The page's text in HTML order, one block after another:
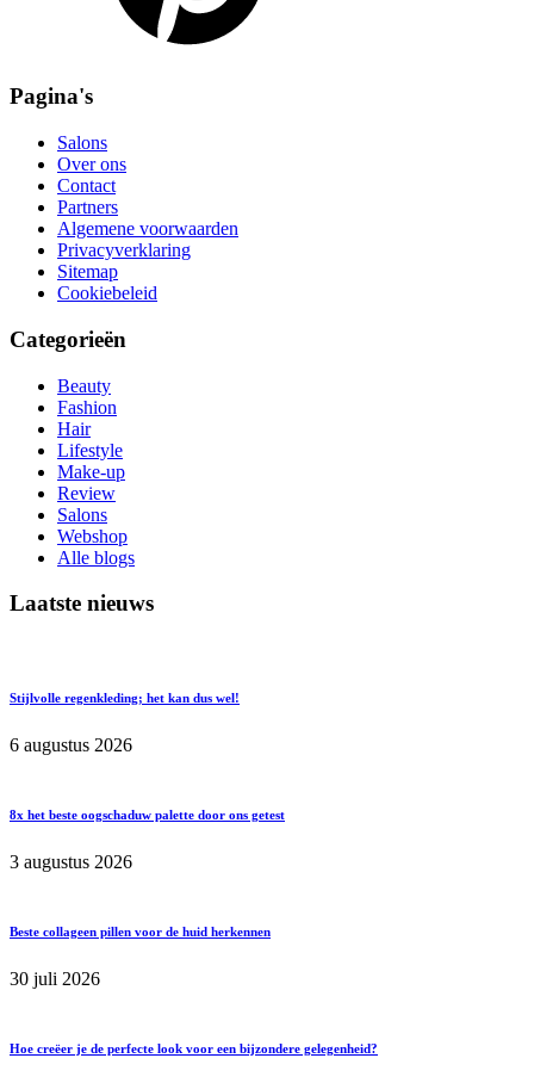
Pagina's
Salons
Over ons
Contact
Partners
Algemene voorwaarden
Privacyverklaring
Sitemap
Cookiebeleid
Categorieën
Beauty
Fashion
Hair
Lifestyle
Make-up
Review
Salons
Webshop
Alle blogs
Laatste nieuws
Stijlvolle regenkleding; het kan dus wel!
6 augustus 2026
8x het beste oogschaduw palette door ons getest
3 augustus 2026
Beste collageen pillen voor de huid herkennen
30 juli 2026
Hoe creëer je de perfecte look voor een bijzondere gelegenheid?